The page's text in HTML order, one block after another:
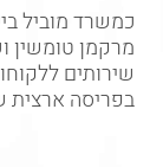
כמשרד מוביל
מרקמן טומשין
שירותים
בפריסה ארצית